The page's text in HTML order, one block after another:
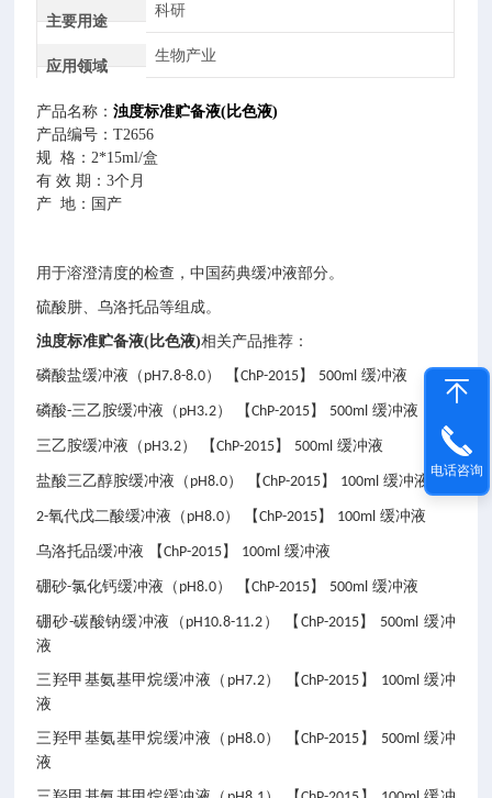
主要用途
科研
应用领域
生物产业
产品名称：浊度标准贮备液(比色液)
产品编号：T2656
规 格：2*15ml/盒
有 效 期：3个月
产地：国产
用于溶澄清度的检查，中国药典缓冲液部分。
硫酸肼、乌洛托品等组成。
浊度标准贮备液(比色液)相关产品推荐：
磷酸盐缓冲液（ pH7.8-8.0） 【ChP-2015】 500ml 缓冲液
磷酸-三乙胺缓冲液（ pH3.2） 【ChP-2015】 500ml 缓冲液
三乙胺缓冲液（ pH3.2） 【ChP-2015】 500ml 缓冲液
盐酸三乙醇胺缓冲液（ pH8.0） 【ChP-2015】 100ml 缓冲液
2-氧代戊二酸缓冲液（ pH8.0） 【ChP-2015】 100ml 缓冲液
乌洛托品缓冲液 【ChP-2015】 100ml 缓冲液
硼砂-氯化钙缓冲液（ pH8.0） 【ChP-2015】 500ml 缓冲液
硼砂-碳酸钠缓冲液（ pH10.8-11.2 ） 【 ChP-2015】 500ml 缓冲
液
三羟甲基氨基甲烷缓冲液（ pH7.2） 【ChP-2015 】 100ml 缓冲
液
三羟甲基氨基甲烷缓冲液（ pH8.0） 【ChP-2015 】 500ml 缓冲
液
电话咨询